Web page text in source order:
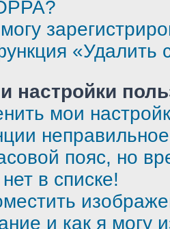
«Удалить
настройки
мои
пояс, но
в списке!
и как я могу